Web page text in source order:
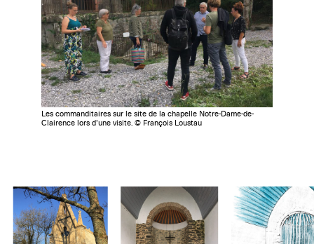
Les commanditaires sur le site de la chapelle Notre-Dame-de-
Clairence lors d’une visite. © François Loustau